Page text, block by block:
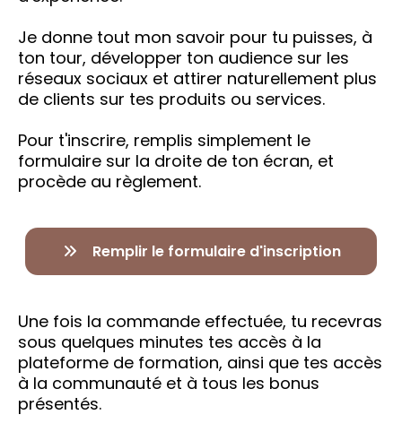
Je donne tout mon savoir pour tu puisses, à
ton tour, développer ton audience sur les
réseaux sociaux et attirer naturellement plus
de clients sur tes produits ou services.
Pour t'inscrire, remplis simplement le
formulaire sur la droite de ton écran, et
procède au règlement.
Remplir le formulaire d'inscription
Une fois la commande effectuée, tu recevras
sous quelques minutes tes accès à la
plateforme de formation, ainsi que tes accès
à la communauté et à tous les bonus
présentés.